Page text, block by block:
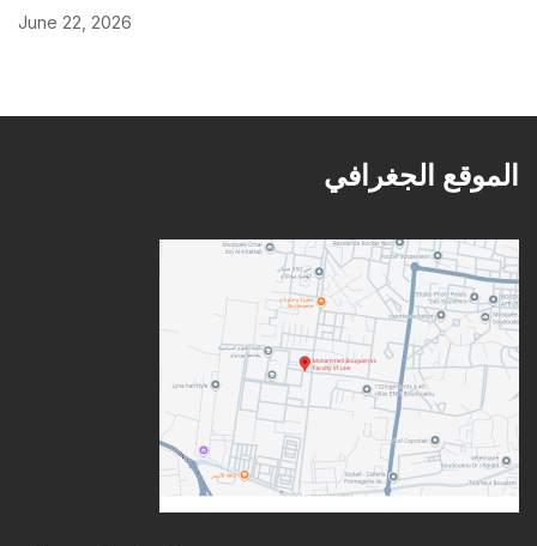
June 22, 2026
الموقع الجغرافي